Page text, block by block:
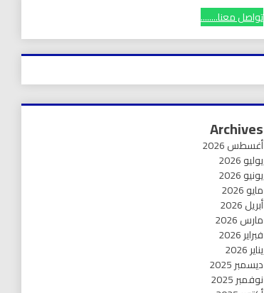
تواصل معنا........
Archives
أغسطس 2026
يوليو 2026
يونيو 2026
مايو 2026
أبريل 2026
مارس 2026
فبراير 2026
يناير 2026
ديسمبر 2025
نوفمبر 2025